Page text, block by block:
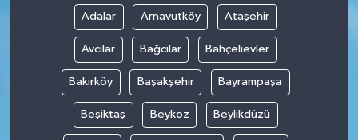
Adalar Arnavutköy Ataşehir
Avcılar Bağcılar Bahçelievler
Bakırköy Başakşehir Bayrampaşa
Beşiktaş Beykoz Beylikdüzü